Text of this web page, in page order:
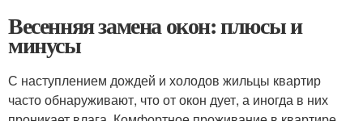
Весенняя замена окон: плюсы и
минусы
С наступлением дождей и холодов жильцы квартир
часто обнаруживают, что от окон дует, а иногда в них